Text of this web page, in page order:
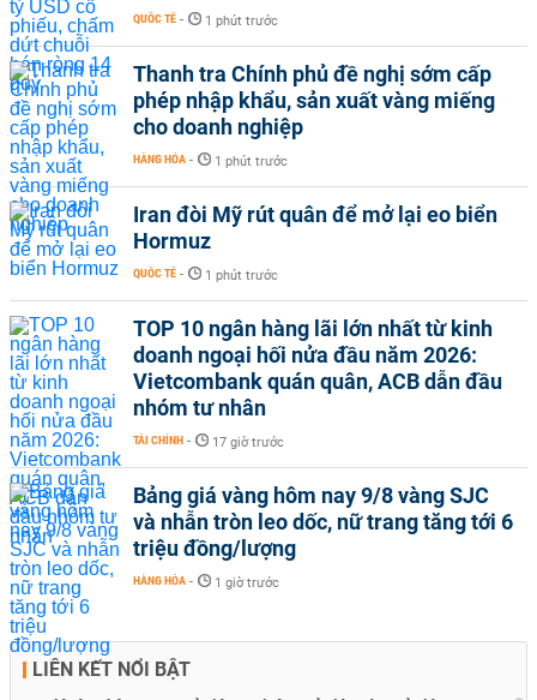
QUỐC TẾ - 1 phút trước
Thanh tra Chính phủ đề nghị sớm cấp
phép nhập khẩu, sản xuất vàng miếng
cho doanh nghiệp
HÀNG HÓA - 1 phút trước
Iran đòi Mỹ rút quân để mở lại eo biển
Hormuz
QUỐC TẾ - 1 phút trước
TOP 10 ngân hàng lãi lớn nhất từ kinh
doanh ngoại hối nửa đầu năm 2026:
Vietcombank quán quân, ACB dẫn đầu
nhóm tư nhân
TÀI CHÍNH - 17 giờ trước
Bảng giá vàng hôm nay 9/8 vàng SJC
và nhẫn tròn leo dốc, nữ trang tăng tới 6
triệu đồng/lượng
HÀNG HÓA - 1 giờ trước
LIÊN KẾT NỔI BẬT